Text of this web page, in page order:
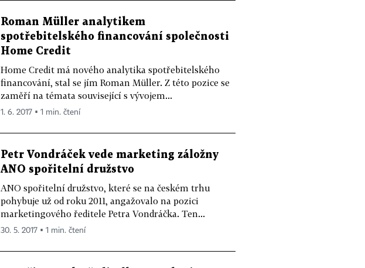
Roman Müller analytikem
spotřebitelského financování společnosti
Home Credit
Home Credit má nového analytika spotřebitelského
financování, stal se jím Roman Müller. Z této pozice se
zaměří na témata související s vývojem...
1. 6. 2017 ▪ 1 min. čtení
Petr Vondráček vede marketing záložny
ANO spořitelní družstvo
ANO spořitelní družstvo, které se na českém trhu
pohybuje už od roku 2011, angažovalo na pozici
marketingového ředitele Petra Vondráčka. Ten...
30. 5. 2017 ▪ 1 min. čtení